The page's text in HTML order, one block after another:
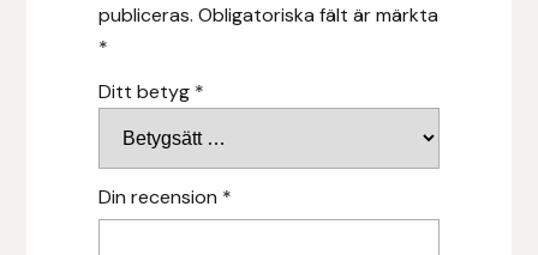
publiceras. Obligatoriska fält är märkta
*
Ditt betyg *
Din recension *
Iceland Pet
Islandshästspecialisten